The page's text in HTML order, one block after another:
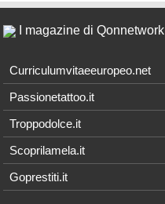
I magazine di Qonnetwork
Curriculumvitaeeuropeo.net
Passionetattoo.it
Troppodolce.it
Scoprilamela.it
Goprestiti.it